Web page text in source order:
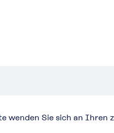
wenden Sie sich an